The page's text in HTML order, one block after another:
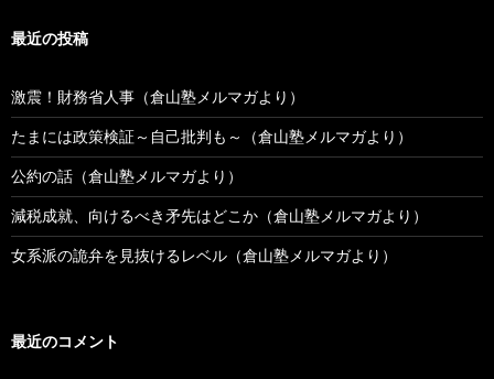
最近の投稿
激震！財務省人事（倉山塾メルマガより）
たまには政策検証～自己批判も～（倉山塾メルマガより）
公約の話（倉山塾メルマガより）
減税成就、向けるべき矛先はどこか（倉山塾メルマガより）
女系派の詭弁を見抜けるレベル（倉山塾メルマガより）
最近のコメント